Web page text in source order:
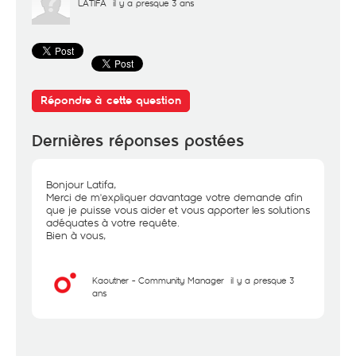
LATIFA il y a presque 3 ans
Répondre à cette question
Dernières réponses postées
Bonjour Latifa,
Merci de m'expliquer davantage votre demande afin
que je puisse vous aider et vous apporter les solutions
adéquates à votre requête.
Bien à vous,
Kaouther - Community Manager il y a presque 3
ans